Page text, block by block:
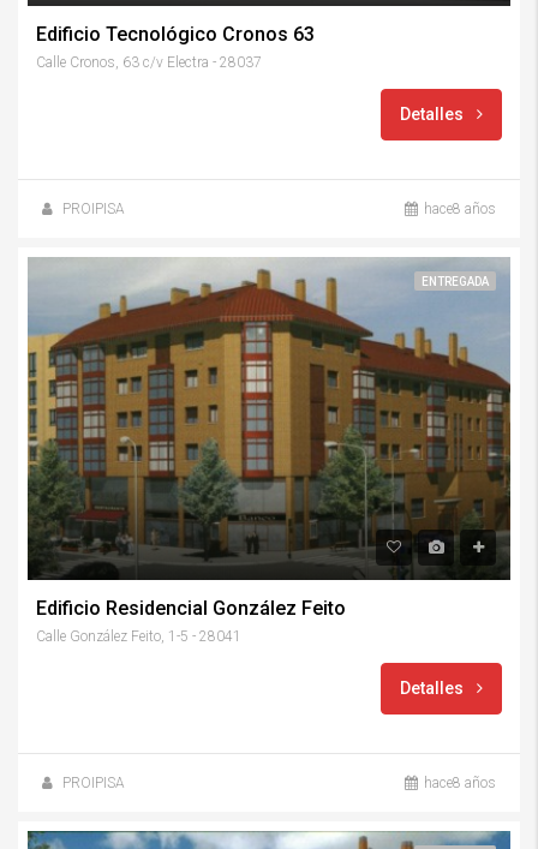
Edificio Tecnológico Cronos 63
Calle Cronos, 63 c/v Electra - 28037
Detalles
PROIPISA hace8 años
ENTREGADA
Edificio Residencial González Feito
Calle González Feito, 1-5 - 28041
Detalles
PROIPISA hace8 años